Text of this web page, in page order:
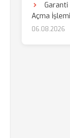
Garanti
Açma İşlemi
06.08.2026